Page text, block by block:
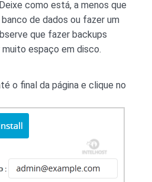
Deixe como está, a menos que
de dados ou fazer um
que fazer backups
espaço em disco.
o final da página e clique no